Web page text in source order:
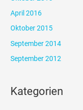
April 2016
Oktober 2015
September 2014
September 2012
Kategorien